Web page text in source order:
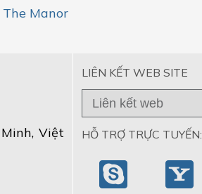
The Manor
, Việt
LIÊN KẾT WEB SITE
HỖ TRỢ TRỰC TUYẾN: